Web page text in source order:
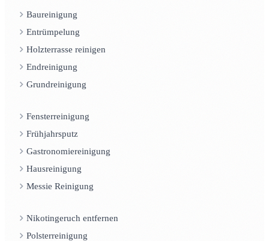
Baureinigung
Entrümpelung
Holzterrasse reinigen
Endreinigung
Grundreinigung
Fensterreinigung
Frühjahrsputz
Gastronomiereinigung
Hausreinigung
Messie Reinigung
Nikotingeruch entfernen
Polsterreinigung